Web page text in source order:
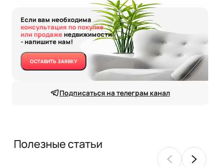
Если вам необходима
консультация по покупке
или продаженедвижимости
- напишите нам!
ОСТАВИТЬ ЗАЯВКУ
Подписаться на телеграм канал
Полезные статьи